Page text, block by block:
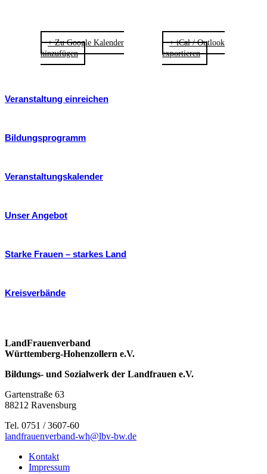
+ Zu Google Kalender
hinzufügen
+ iCal / Outlook
exportieren
Veranstaltung einreichen
Bildungsprogramm
Veranstaltungskalender
Unser Angebot
Starke Frauen – starkes Land
Kreisverbände
LandFrauenverband
Württemberg-Hohenzollern e.V.
Bildungs- und Sozialwerk der Landfrauen e.V.
Gartenstraße 63
88212 Ravensburg
Tel. 0751 / 3607-60
landfrauenverband-wh@lbv-bw.de
Kontakt
Impressum